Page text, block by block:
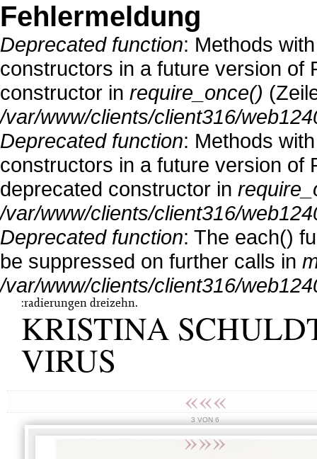
Fehlermeldung
Deprecated function: Methods
constructors in a future version of
constructor in require_once()
/var/www/clients/client316/
Deprecated function: Methods
constructors in a future version of
deprecated constructor in
/var/www/clients/client316/
Deprecated function: The each()
be suppressed on further calls in
/var/www/clients/client316/
:radierungen dreizehn.
KRISTINA
VIRUS
«««
3 VON 6
»»»